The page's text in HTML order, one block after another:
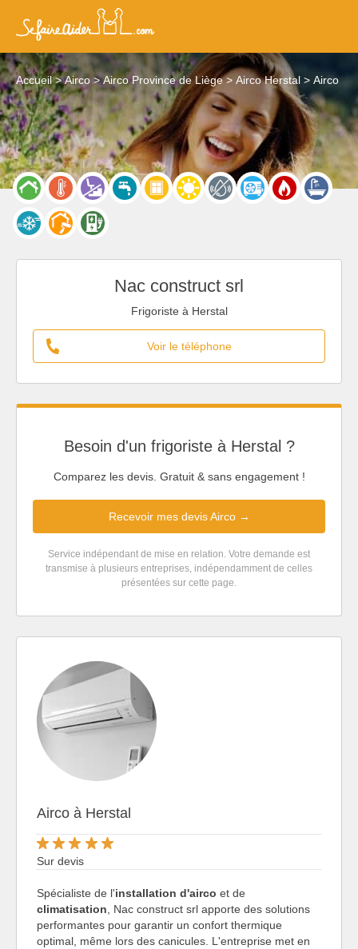
Accueil Airco Airco Province de Liège Airco Herstal Airco
Nac construct srl
Frigoriste à Herstal
Voir le téléphone
Besoin d'un frigoriste à Herstal ?
Comparez les devis. Gratuit & sans engagement !
Recevoir mes devis Airco →
Service indépendant de mise en relation. Votre demande est
transmise à plusieurs entreprises, indépendamment de celles
présentées sur cette page.
Airco à Herstal
Sur devis
Spécialiste de l'installation d'airco et de
climatisation , Nac construct srl apporte des solutions
performantes pour garantir un confort thermique
optimal, même lors des canicules. L'entreprise met en